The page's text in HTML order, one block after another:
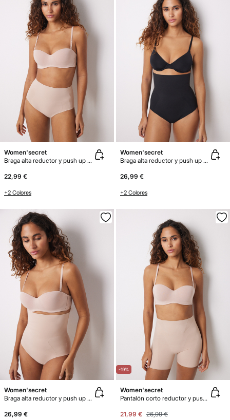
Women'secret
Braga alta reductor y push up nude
22,99 €
+2 Colores
Women'secret
Braga alta reductor y push up negro
26,99 €
+2 Colores
Women'secret
Braga alta reductor y push up nude
26,99 €
-19%
Women'secret
Pantalón corto reductor y push up nude
21,99 € 26,99 €